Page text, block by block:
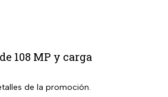
108 MP y carga
de la promoción.